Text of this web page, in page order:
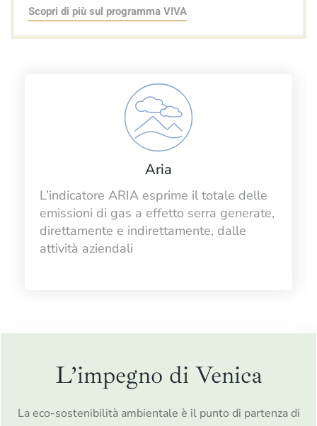
Scopri di più sul programma VIVA
Aria
L’indicatore ARIA esprime il totale delle
emissioni di gas a effetto serra generate,
direttamente e indirettamente, dalle
attività aziendali
L’impegno di Venica
La eco-sostenibilità ambientale è il punto di partenza di